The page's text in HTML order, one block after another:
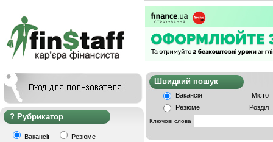
Рубрикатор
Вакансії Резюме
Швидкий
Вакансія
Місто
Резюме
Розділ
Ключові слова